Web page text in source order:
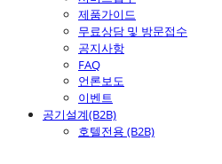
제품가이드
무료상담 및 방문접수
공지사항
FAQ
언론보도
이벤트
공기설계(B2B)
호텔전용 (B2B)